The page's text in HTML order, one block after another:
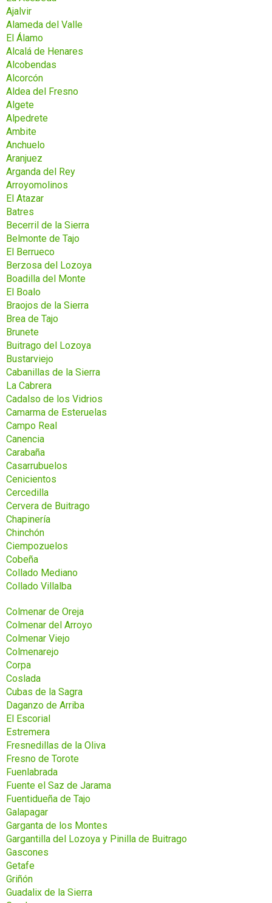
Ajalvir
Alameda del Valle
El Álamo
Alcalá de Henares
Alcobendas
Alcorcón
Aldea del Fresno
Algete
Alpedrete
Ambite
Anchuelo
Aranjuez
Arganda del Rey
Arroyomolinos
El Atazar
Batres
Becerril de la Sierra
Belmonte de Tajo
El Berrueco
Berzosa del Lozoya
Boadilla del Monte
El Boalo
Braojos de la Sierra
Brea de Tajo
Brunete
Buitrago del Lozoya
Bustarviejo
Cabanillas de la Sierra
La Cabrera
Cadalso de los Vidrios
Camarma de Esteruelas
Campo Real
Canencia
Carabaña
Casarrubuelos
Cenicientos
Cercedilla
Cervera de Buitrago
Chapinería
Chinchón
Ciempozuelos
Cobeña
Collado Mediano
Collado Villalba
Colmenar de Oreja
Colmenar del Arroyo
Colmenar Viejo
Colmenarejo
Corpa
Coslada
Cubas de la Sagra
Daganzo de Arriba
El Escorial
Estremera
Fresnedillas de la Oliva
Fresno de Torote
Fuenlabrada
Fuente el Saz de Jarama
Fuentidueña de Tajo
Galapagar
Garganta de los Montes
Gargantilla del Lozoya y Pinilla de Buitrago
Gascones
Getafe
Griñón
Guadalix de la Sierra